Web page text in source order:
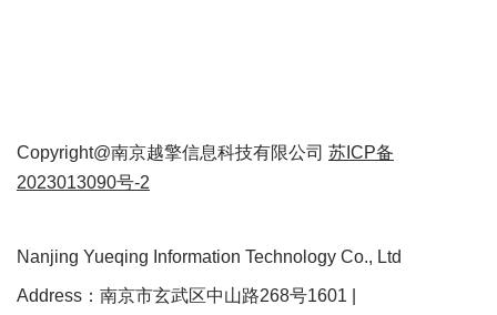
Copyright@南京越擎信息科技有限公司 苏ICP备
2023013090号-2
Nanjing Yueqing Information Technology Co., Ltd
Address：南京市玄武区中山路268号1601 |